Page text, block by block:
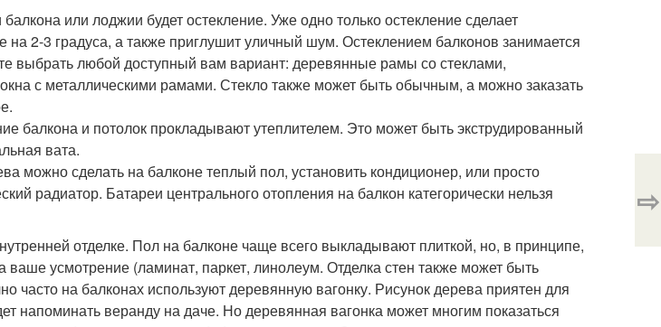
или лоджии будет остекление. Уже одно только остекление сделает
2-3 градуса, а также приглушит уличный шум. Остеклением балконов занимается
выбрать любой доступный вам вариант: деревянные рамы со стеклами,
с металлическими рамами. Стекло также может быть обычным, а можно заказать
балкона и потолок прокладывают утеплителем. Это может быть экструдированный
вата.
можно сделать на балконе теплый пол, установить кондиционер, или просто
радиатор. Батареи центрального отопления на балкон категорически нельзя
отделке. Пол на балконе чаще всего выкладывают плиткой, но, в принципе,
усмотрение (ламинат, паркет, линолеум. Отделка стен также может быть
часто на балконах используют деревянную вагонку. Рисунок дерева приятен для
напоминать веранду на даче. Но деревянная вагонка может многим показаться
⇨